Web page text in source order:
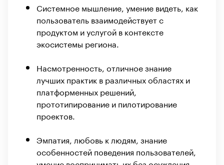
Системное мышление, умение видеть, как
пользователь взаимодействует с
продуктом и услугой в контексте
экосистемы региона.
Насмотренность, отличное знание
лучших практик в различных областях и
платформенных решений,
прототипирование и пилотирование
проектов.
Эмпатия, любовь к людям, знание
особенностей поведения пользователей,